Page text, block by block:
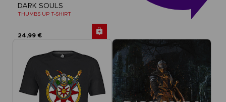
DARK SOULS
THUMBS UP T-SHIRT
24,99 €